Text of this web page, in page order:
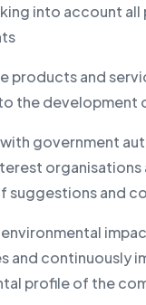
into account all
products and
the development
government
organisations
suggestions and
and continuously
profile of the